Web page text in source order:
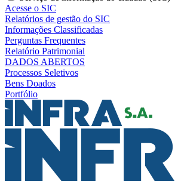
Acesse o SIC
Relatórios de gestão do SIC
Informações Classificadas
Perguntas Frequentes
Relatório Patrimonial
DADOS ABERTOS
Processos Seletivos
Bens Doados
Portfólio